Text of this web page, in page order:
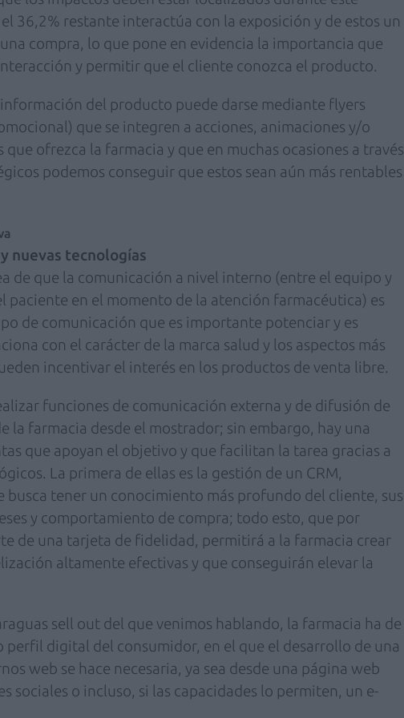
36,2% restante interactúa con la exposición y de estos un
compra, lo que pone en evidencia la importancia que
y permitir que el cliente conozca el producto.
del producto puede darse mediante flyers
que se integren a acciones, animaciones y/o
que ofrezca la farmacia y que en muchas ocasiones a través
podemos conseguir que estos sean aún más rentables
nuevas tecnologías
de que la comunicación a nivel interno (entre el equipo y
paciente en el momento de la atención farmacéutica) es
de comunicación que es importante potenciar y es
con el carácter de la marca salud y los aspectos más
incentivar el interés en los productos de venta libre.
funciones de comunicación externa y de difusión de
la farmacia desde el mostrador; sin embargo, hay una
que apoyan el objetivo y que facilitan la tarea gracias a
La primera de ellas es la gestión de un CRM,
busca tener un conocimiento más profundo del cliente, sus
y comportamiento de compra; todo esto, que por
de una tarjeta de fidelidad, permitirá a la farmacia crear
altamente efectivas y que conseguirán elevar la
sell out del que venimos hablando, la farmacia ha de
perfil digital del consumidor, en el que el desarrollo de una
web se hace necesaria, ya sea desde una página web
sociales o incluso, si las capacidades lo permiten, un e-